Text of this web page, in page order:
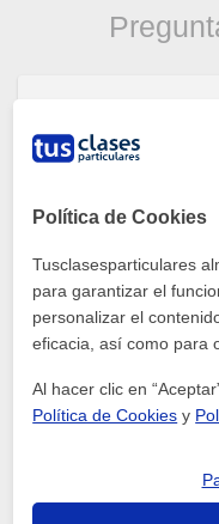
covid tiene el
comparado con el
Profesora
Política de Cookies
Tusclasesparticulares
para garantizar el
personalizar el
eficacia, así como para
Al hacer clic en
Política de Cookies y